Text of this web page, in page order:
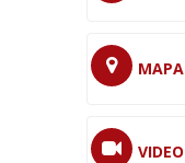
MAPA
VIDEO